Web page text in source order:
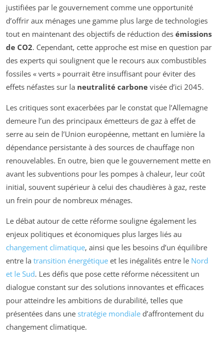
justifiées par le gouvernement comme une opportunité
d’offrir aux ménages une gamme plus large de technologies
tout en maintenant des objectifs de réduction des émissions
de CO2. Cependant, cette approche est mise en question par
des experts qui soulignent que le recours aux combustibles
fossiles « verts » pourrait être insuffisant pour éviter des
effets néfastes sur la neutralité carbone visée d’ici 2045.
Les critiques sont exacerbées par le constat que l’Allemagne
demeure l’un des principaux émetteurs de gaz à effet de
serre au sein de l’Union européenne, mettant en lumière la
dépendance persistante à des sources de chauffage non
renouvelables. En outre, bien que le gouvernement mette en
avant les subventions pour les pompes à chaleur, leur coût
initial, souvent supérieur à celui des chaudières à gaz, reste
un frein pour de nombreux ménages.
Le débat autour de cette réforme souligne également les
enjeux politiques et économiques plus larges liés au
changement climatique, ainsi que les besoins d’un équilibre
entre la transition énergétique et les inégalités entre le Nord
et le Sud. Les défis que pose cette réforme nécessitent un
dialogue constant sur des solutions innovantes et efficaces
pour atteindre les ambitions de durabilité, telles que
présentées dans une stratégie mondiale d’affrontement du
changement climatique.